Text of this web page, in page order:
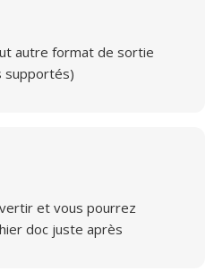
autre format de sortie
supportés)
et vous pourrez
doc juste après